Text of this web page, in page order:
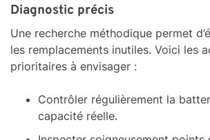
Diagnostic précis
Une recherche méthodique permet
les remplacements inutiles. Voici les
prioritaires à envisager :
Contrôler régulièrement la
capacité réelle.